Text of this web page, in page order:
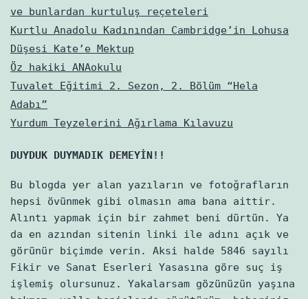
ve bunlardan kurtuluş reçeteleri
Kurtlu Anadolu Kadınından Cambridge’in Lohusa
Düşesi Kate’e Mektup
Öz hakiki ANAokulu
Tuvalet Eğitimi 2. Sezon, 2. Bölüm “Hela
Adabı”
Yurdum Teyzelerini Ağırlama Kılavuzu
DUYDUK DUYMADIK DEMEYİN!!
Bu blogda yer alan yazıların ve fotoğrafların
hepsi övünmek gibi olmasın ama bana aittir.
Alıntı yapmak için bir zahmet beni dürtün. Ya
da en azından sitenin linki ile adını açık ve
görünür biçimde verin. Aksi halde 5846 sayılı
Fikir ve Sanat Eserleri Yasasına göre suç iş
işlemiş olursunuz. Yakalarsam gözünüzün yaşına